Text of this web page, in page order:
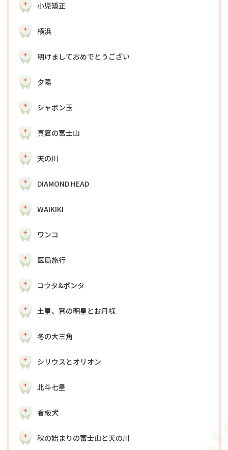
小児矯正
横浜
明けましておめでとうござい
夕陽
シャボン玉
真夏の富士山
天の川
DIAMOND HEAD
WAIKIKI
ワンコ
医局旅行
コウタ&ポンタ
土星、宵の明星とお月様
冬の大三角
シリウスとオリオン
北斗七星
看板犬
秋の始まりの富士山と天の川